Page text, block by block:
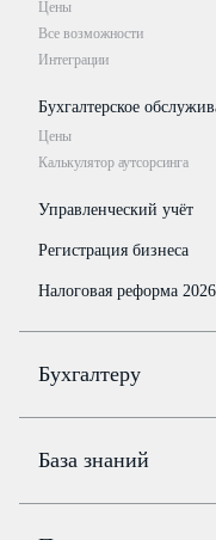
Цены
Все возможности
Интеграции
Бухгалтерское
Цены
Калькулятор аутсорсинга
Управленческий учёт
Регистрация бизнеса
Налоговая реформа 2026
Бухгалтеру
Цены
Бюро
База знаний